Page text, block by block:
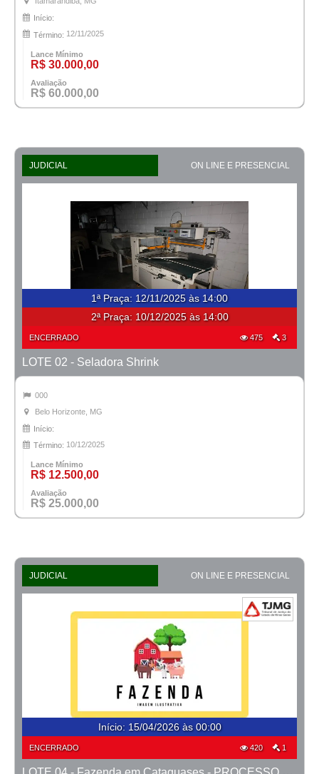
Início:
Término: 12/11/2025
Lance Mínimo
R$ 30.000,00
Avaliação
R$ 60.000,00
JUDICIAL ON LINE E PRESENCIAL
1ª Praça: 12/11/2025 às 14:00
2ª Praça: 10/12/2025 às 14:00
ENCERRADO 475 3
LOTE 02 - Seladora Shrink
000
Belo Horizonte, MG
Início:
Término: 10/12/2025
Lance Mínimo
R$ 12.500,00
Avaliação
R$ 25.000,00
JUDICIAL ON LINE E PRESENCIAL
Início: 15/04/2026 às 00:00
ENCERRADO 420 1